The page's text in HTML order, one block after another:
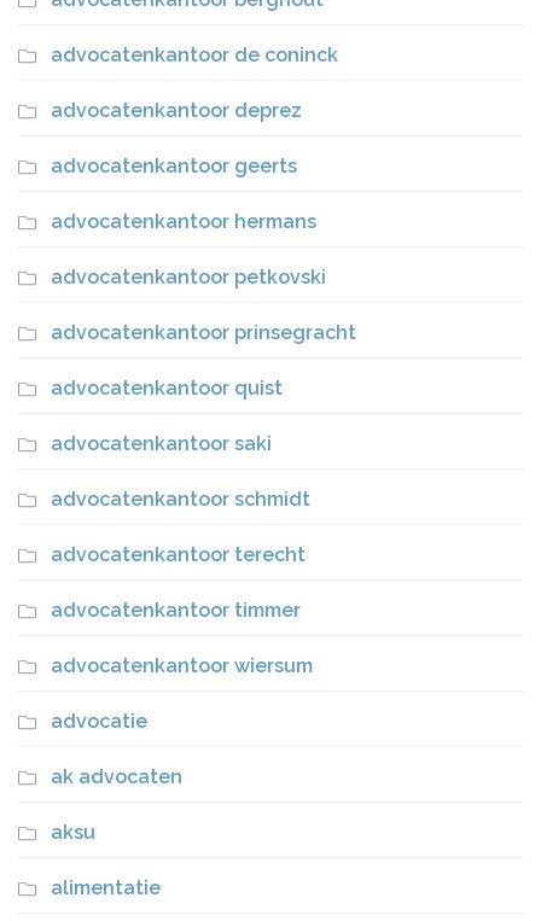
advocatenkantoor de coninck
advocatenkantoor deprez
advocatenkantoor geerts
advocatenkantoor hermans
advocatenkantoor petkovski
advocatenkantoor prinsegracht
advocatenkantoor quist
advocatenkantoor saki
advocatenkantoor schmidt
advocatenkantoor terecht
advocatenkantoor timmer
advocatenkantoor wiersum
advocatie
ak advocaten
aksu
alimentatie